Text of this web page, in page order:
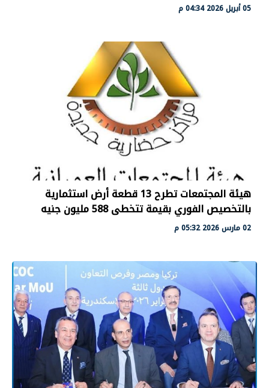
05 أبريل 2026 04:34 م
هيئة المجتمعات تطرح 13 قطعة أرض استثمارية
بالتخصيص الفوري بقيمة تتخطى 588 مليون جنيه
02 مارس 2026 05:32 م